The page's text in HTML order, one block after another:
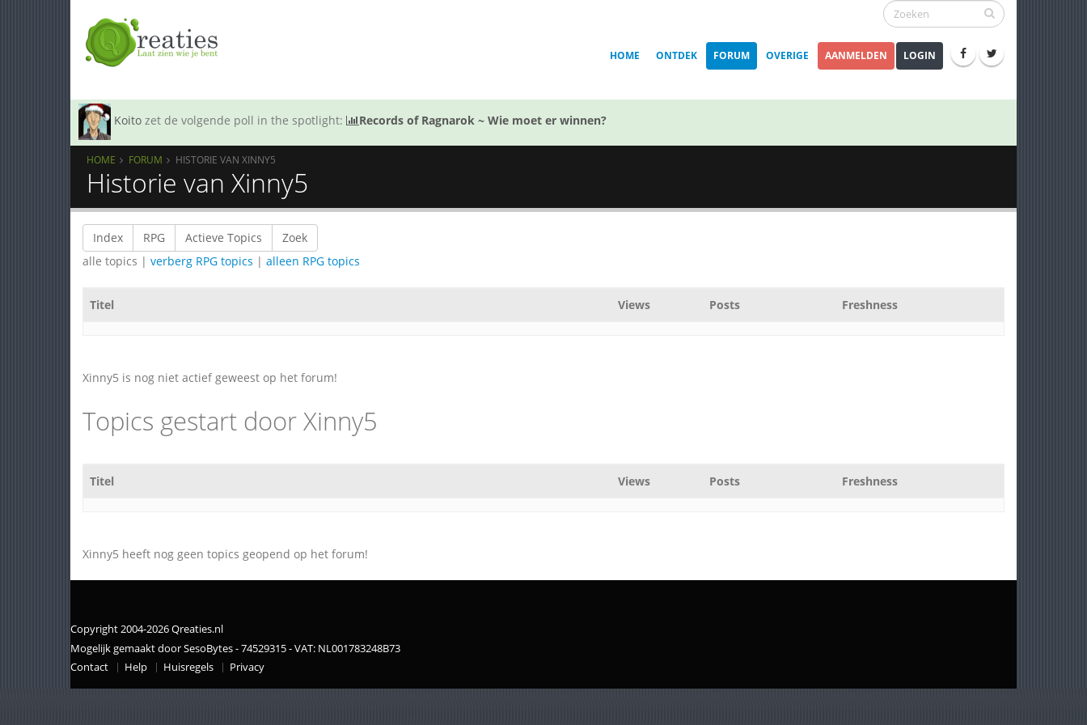
HOME ONTDEK FORUM OVERIGE AANMELDEN LOGIN
Koito zet de volgende poll in the spotlight: Records of Ragnarok ~ Wie moet er winnen?
HOME FORUM HISTORIE VAN XINNY5
Historie van Xinny5
Index RPG Actieve Topics
Zoek
alle topics | verberg RPG topics | alleen RPG topics
Titel Views Posts Freshness
Xinny5 is nog niet actief geweest op het forum!
Topics gestart door Xinny5
Titel Views Posts Freshness
Xinny5 heeft nog geen topics geopend op het forum!
Copyright 2004-2026 Qreaties.nl
Mogelijk gemaakt door SesoBytes - 74529315 - VAT: NL001783248B73
Contact
Help Huisregels Privacy